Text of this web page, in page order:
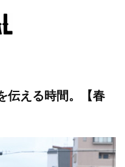
伝える時間。【春